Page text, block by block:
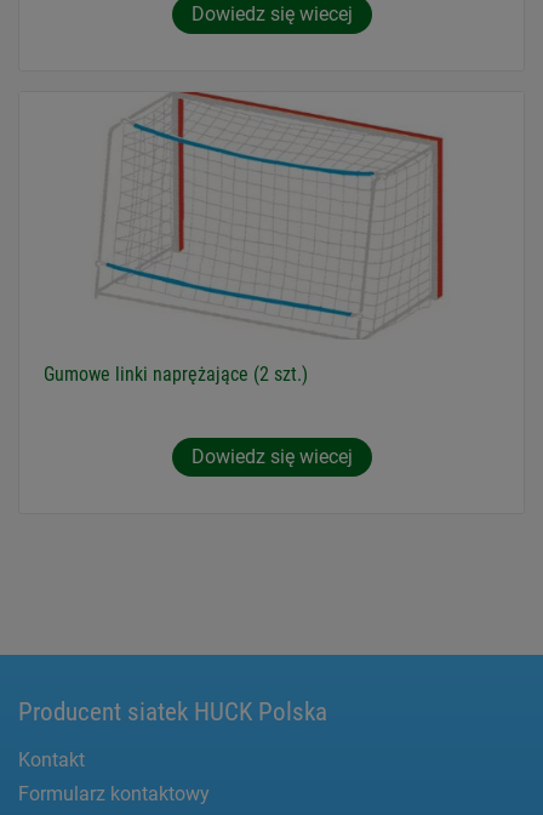
Dowiedz się wiecej
Gumowe linki naprężające (2 szt.)
Dowiedz się wiecej
Producent siatek HUCK Polska
Kontakt
Formularz kontaktowy